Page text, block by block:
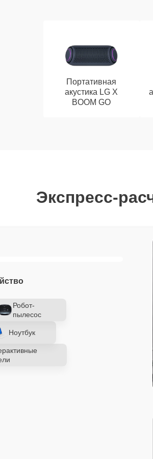
Портативная
акустика LG X
BOOM GO
Экспресс-
Робот-
пылесос
Ноутбук